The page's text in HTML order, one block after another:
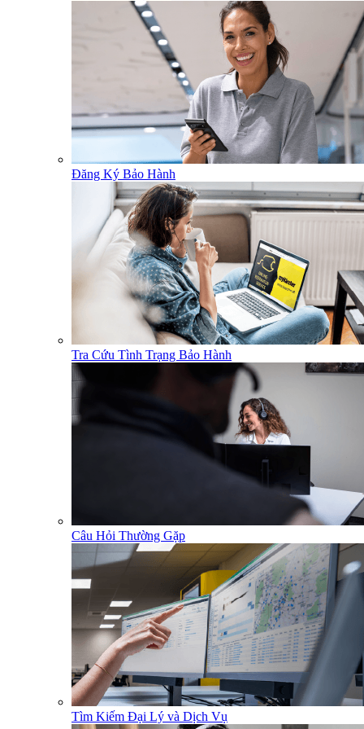
Đăng Ký Bảo Hành
Tra Cứu Tình Trạng Bảo Hành
Câu Hỏi Thường Gặp
Tìm Kiếm Đại Lý và Dịch Vụ